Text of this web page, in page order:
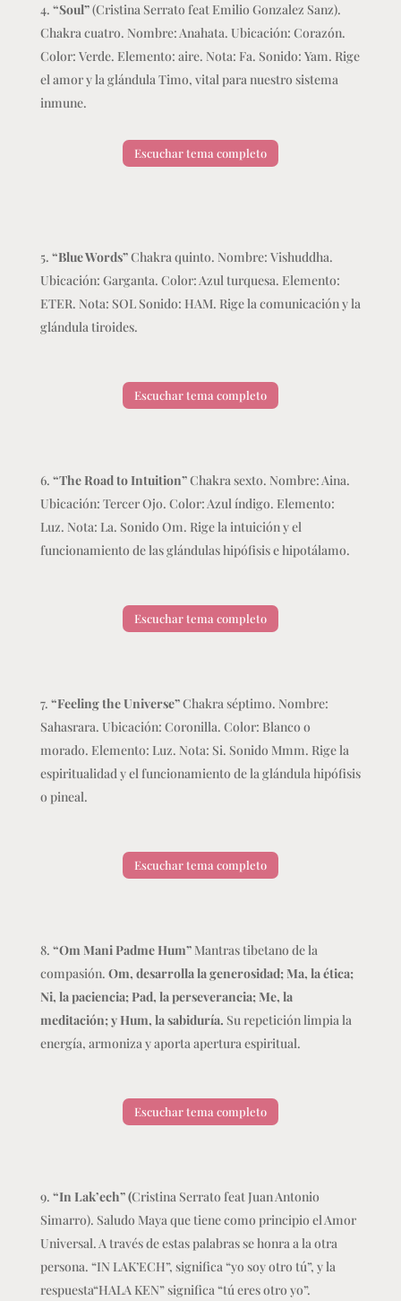
“Soul”(Cristina Serrato feat Emilio Gonzalez Sanz).
Chakra cuatro. Nombre: Anahata. Ubicación: Corazón.
Color: Verde. Elemento: aire. Nota: Fa. Sonido: Yam. Rige
el amor y la glándula Timo, vital para nuestro sistema
inmune.
Escuchar tema completo
“Blue Words”Chakra quinto. Nombre: Vishuddha.
Ubicación: Garganta. Color: Azul turquesa. Elemento:
ETER. Nota: SOL Sonido: HAM. Rige la comunicación y la
glándula tiroides.
Escuchar tema completo
“The Road to Intuition”Chakra sexto. Nombre: Aina.
Ubicación: Tercer Ojo. Color: Azul índigo. Elemento:
Luz. Nota: La. Sonido Om. Rige la intuición y el
funcionamiento de las glándulas hipófisis e hipotálamo.
Escuchar tema completo
“Feeling the Universe”Chakra séptimo. Nombre:
Sahasrara. Ubicación: Coronilla. Color: Blanco o
morado. Elemento: Luz. Nota: Si. Sonido Mmm. Rige la
espiritualidad y el funcionamiento de la glándula hipófisis
o pineal.
Escuchar tema completo
“Om Mani Padme Hum”Mantras tibetano de la
compasión. Om, desarrolla la generosidad; Ma, la ética;
Ni, la paciencia; Pad, la perseverancia; Me, la
meditación; y Hum, la sabiduría. Su repetición limpia la
energía, armoniza y aporta apertura espiritual.
Escuchar tema completo
“In Lak’ech” (Cristina Serrato feat Juan Antonio
Simarro). Saludo Maya que tiene como principio el Amor
Universal. A través de estas palabras se honra a la otra
persona. “IN LAK’ECH”, significa “yo soy otro tú”, y la
respuesta“HALA KEN” significa “tú eres otro yo”.